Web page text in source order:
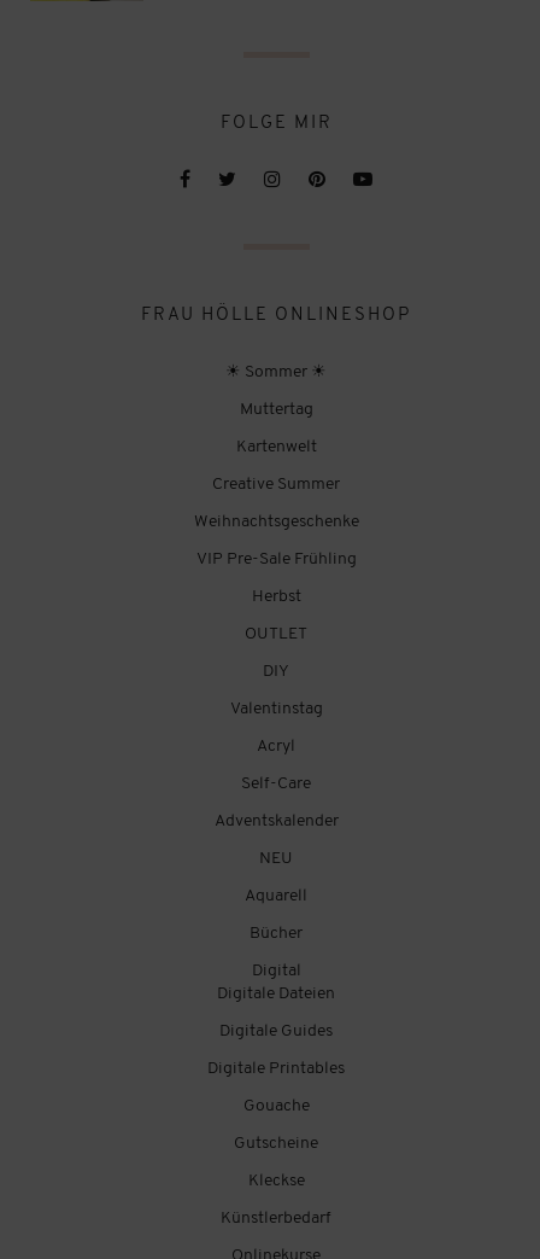
FOLGE MIR
FRAU HÖLLE ONLINESHOP
☀ Sommer ☀
Muttertag
Kartenwelt
Creative Summer
Weihnachtsgeschenke
VIP Pre-Sale Frühling
Herbst
OUTLET
DIY
Valentinstag
Acryl
Self-Care
Adventskalender
NEU
Aquarell
Bücher
Digital
Digitale Dateien
Digitale Guides
Digitale Printables
Gouache
Gutscheine
Kleckse
Künstlerbedarf